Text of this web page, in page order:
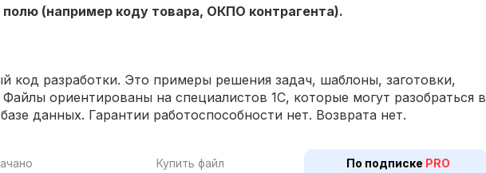
(например коду товара, ОКПО контрагента).
разработки. Это примеры решения задач, шаблоны, заготовки,
ориентированы на специалистов 1С, которые могут разобраться в
данных. Гарантии работоспособности нет. Возврата нет.
Купить файл По подписке PRO